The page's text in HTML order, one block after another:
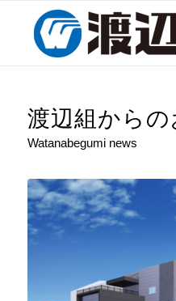
渡辺組からの
Watanabegumi news